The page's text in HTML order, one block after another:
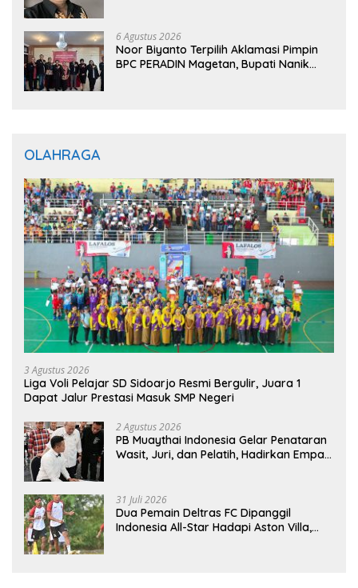
6 Agustus 2026
Noor Biyanto Terpilih Aklamasi Pimpin
BPC PERADIN Magetan, Bupati Nanik
OLAHRAGA
3 Agustus 2026
Liga Voli Pelajar SD Sidoarjo Resmi Bergulir, Juara 1
Dapat Jalur Prestasi Masuk SMP Negeri
2 Agustus 2026
PB Muaythai Indonesia Gelar Penataran
Wasit, Juri, dan Pelatih, Hadirkan Empat
31 Juli 2026
Dua Pemain Deltras FC Dipanggil
Indonesia All-Star Hadapi Aston Villa,